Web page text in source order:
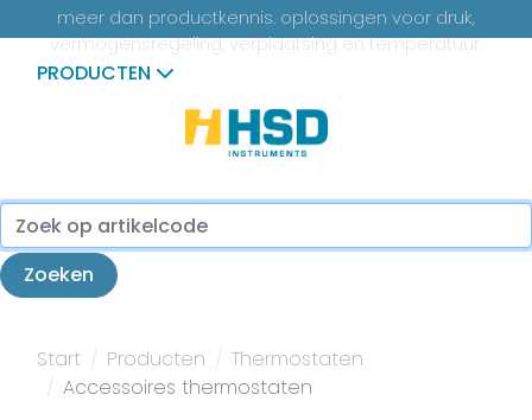
meer dan productkennis. oplossingen voor druk,
vermogensregeling, verplaatsing en temperatuur.
PRODUCTEN
...
Zoeken
Start Producten
Thermostaten
Accessoires thermostaten